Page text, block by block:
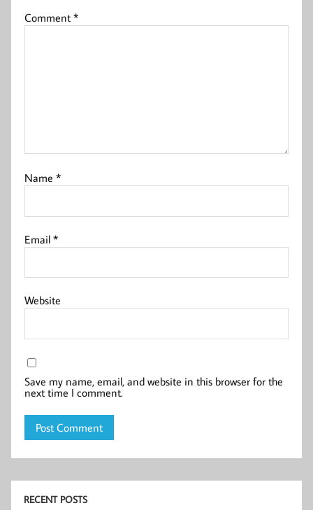
Comment*
Name*
Email*
Website
Save my name, email, and website in this browser for the
next time I comment.
RECENT POSTS